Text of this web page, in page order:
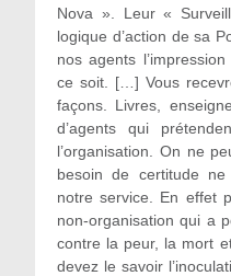
Nova ». Leur «
logique d’action de sa
nos agents
ce soit. […] Vous
façons. Livres,
d’agents qui
l’organisation. On ne
besoin de certitude
notre service. En effet
non-organisation qui a
contre la peur, la mort
devez le savoir